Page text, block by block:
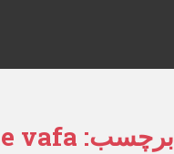
برچسب: vafa